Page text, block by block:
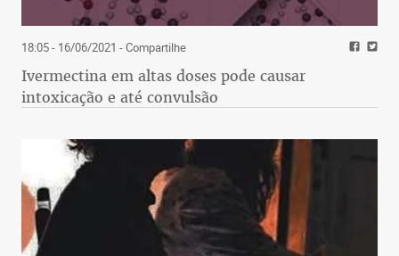
18:05 - 16/06/2021 - Compartilhe
Ivermectina em altas doses pode causar
intoxicação e até convulsão